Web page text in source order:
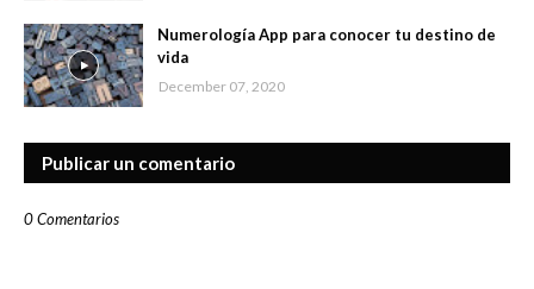
Numerología App para conocer tu destino de
vida
December 07, 2020
Publicar un comentario
0 Comentarios